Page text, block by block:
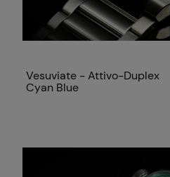
Vesuviate - Attivo-Duplex
Cyan Blue